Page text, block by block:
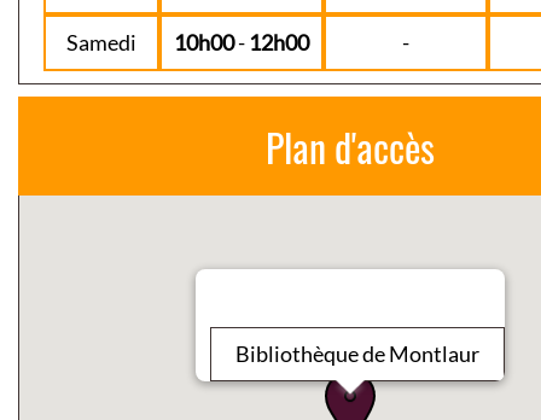
Samedi 10h00- 12h00 -
Plan d'accès
Bibliothèque de Montlaur